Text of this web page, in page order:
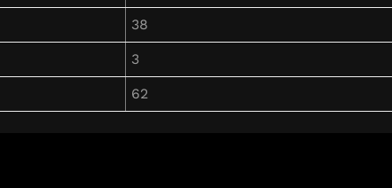
38
3
62